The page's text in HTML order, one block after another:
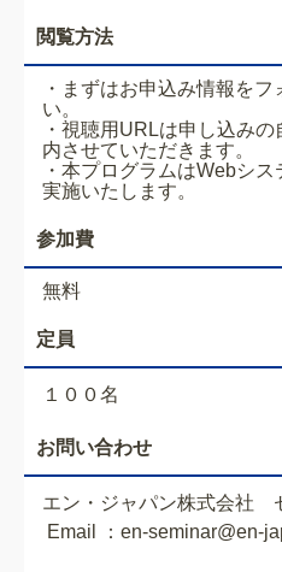
閲覧方法
・まずはお申込み情報を
い。
・視聴用URLは申し込み
内させていただき
・本プログラムはWebシ
実施いたします。
参加費
無料
定員
１００名
お問い合わせ
エン・ジャパン株式会社
Email ：en-seminar@en-